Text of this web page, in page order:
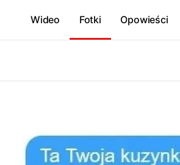
Wideo Fotki Opowieści